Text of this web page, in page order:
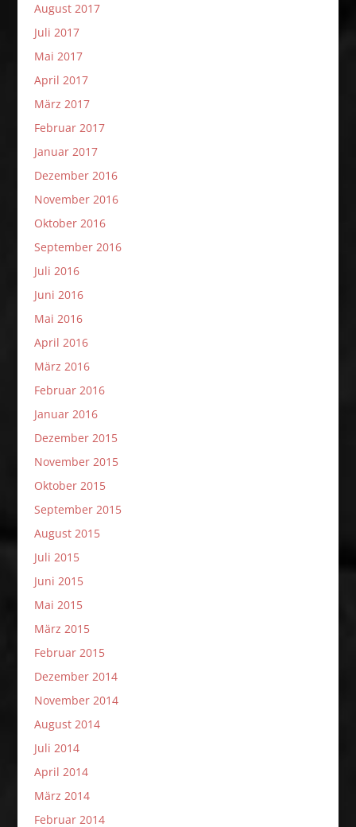
August 2017
Juli 2017
Mai 2017
April 2017
März 2017
Februar 2017
Januar 2017
Dezember 2016
November 2016
Oktober 2016
September 2016
Juli 2016
Juni 2016
Mai 2016
April 2016
März 2016
Februar 2016
Januar 2016
Dezember 2015
November 2015
Oktober 2015
September 2015
August 2015
Juli 2015
Juni 2015
Mai 2015
März 2015
Februar 2015
Dezember 2014
November 2014
August 2014
Juli 2014
April 2014
März 2014
Februar 2014